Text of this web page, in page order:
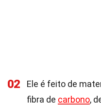
02
Ele é feito de
fibra de carbono,